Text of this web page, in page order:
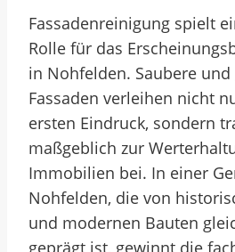
Fassadenreinigung spielt
Rolle für das
in Nohfelden. Saubere
Fassaden verleihen nicht
ersten Eindruck, sondern
maßgeblich zur
Immobilien bei. In einer
Nohfelden, die von
und modernen Bauten
geprägt ist, gewinnt die